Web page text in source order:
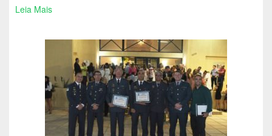
Leia Mais